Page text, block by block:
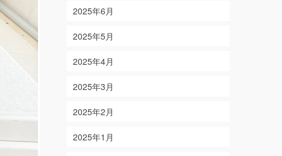
2025年6月
2025年5月
2025年4月
2025年3月
2025年2月
2025年1月